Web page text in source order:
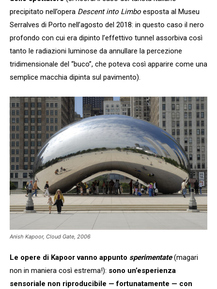
precipitato nell’opera Descent into Limbo esposta al Museu
Serralves di Porto nell’agosto del 2018: in questo caso il nero
profondo con cui era dipinto l’effettivo tunnel assorbiva così
tanto le radiazioni luminose da annullare la percezione
tridimensionale del “buco”, che poteva così apparire come una
semplice macchia dipinta sul pavimento).
Anish Kapoor, Cloud Gate, 2006
Le opere di Kapoor vanno appunto sperimentate(magari
non in maniera così estrema!): sono un’esperienza
sensoriale non riproducibile — fortunatamente — con